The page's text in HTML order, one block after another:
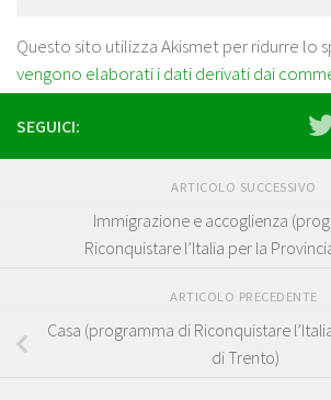
Questo sito utilizza Akismet per ridurre lo
vengono elaborati i dati derivati dai
SEGUICI:
ARTICOLO SUCCESSIVO
Immigrazione e accoglienza
Riconquistare l’Italia per la
ARTICOLO PRECEDENTE
Casa (programma di Riconquistare
di Trento)